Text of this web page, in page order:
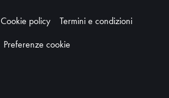
Cookie policy
Termini e condizioni
Preferenze cookie